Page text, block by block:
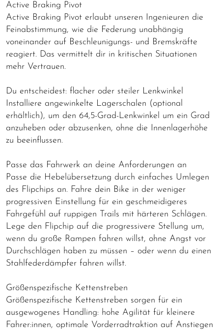
Active Braking Pivot
Active Braking Pivot erlaubt unseren Ingenieuren die
Feinabstimmung, wie die Federung unabhängig
voneinander auf Beschleunigungs- und Bremskräfte
reagiert. Das vermittelt dir in kritischen Situationen
mehr Vertrauen.
Du entscheidest: flacher oder steiler Lenkwinkel
Installiere angewinkelte Lagerschalen (optional
erhältlich), um den 64,5-Grad-Lenkwinkel um ein Grad
anzuheben oder abzusenken, ohne die Innenlagerhöhe
zu beeinflussen.
Passe das Fahrwerk an deine Anforderungen an
Passe die Hebelübersetzung durch einfaches Umlegen
des Flipchips an. Fahre dein Bike in der weniger
progressiven Einstellung für ein geschmeidigeres
Fahrgefühl auf ruppigen Trails mit härteren Schlägen.
Lege den Flipchip auf die progressivere Stellung um,
wenn du große Rampen fahren willst, ohne Angst vor
Durchschlägen haben zu müssen – oder wenn du einen
Stahlfederdämpfer fahren willst.
Größenspezifische Kettenstreben
Größenspezifische Kettenstreben sorgen für ein
ausgewogenes Handling: hohe Agilität für kleinere
Fahrer:innen, optimale Vorderradtraktion auf Anstiegen